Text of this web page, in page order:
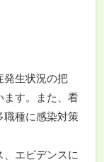
発生状況の把
ます。また、看
職種に感染対策
エビデンスに